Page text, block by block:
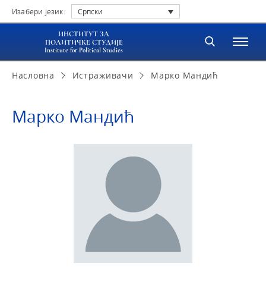
Изабери језик: Српски
ИНСТИТУТ ЗА
ПОЛИТИЧКЕ СТУДИЈЕ
Institute for Political Studies
Насловна Истраживачи Марко Мандић
Марко Мандић